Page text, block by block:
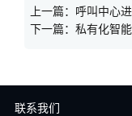
上一篇： 呼叫中心
下一篇： 私有化智
联系我们